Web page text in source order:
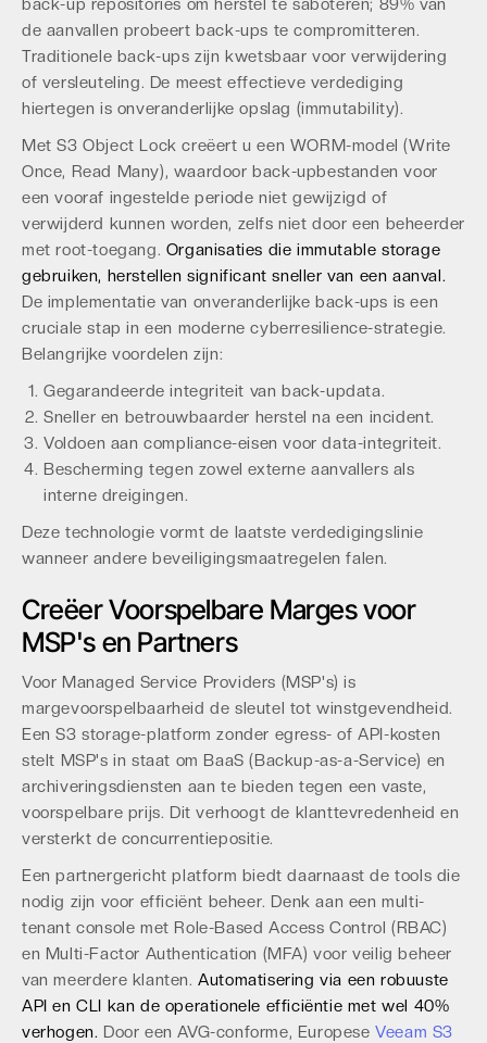
back-up repositories om herstel te saboteren; 89% van
de aanvallen probeert back-ups te compromitteren.
Traditionele back-ups zijn kwetsbaar voor verwijdering
of versleuteling. De meest effectieve verdediging
hiertegen is onveranderlijke opslag (immutability).
Met S3 Object Lock creëert u een WORM-model (Write
Once, Read Many), waardoor back-upbestanden voor
een vooraf ingestelde periode niet gewijzigd of
verwijderd kunnen worden, zelfs niet door een beheerder
met root-toegang. Organisaties dieimmutable storage
gebruiken, herstellen significant sneller van een aanval.
De implementatie van onveranderlijke back-ups is een
cruciale stap in een moderne cyberresilience-strategie.
Belangrijke voordelen zijn:
Gegarandeerde integriteit van back-updata.
Sneller en betrouwbaarder herstel na een incident.
Voldoen aan compliance-eisen voor data-integriteit.
Bescherming tegen zowel externe aanvallers als
interne dreigingen.
Deze technologie vormt de laatste verdedigingslinie
wanneer andere beveiligingsmaatregelen falen.
Creëer Voorspelbare Marges voor
MSP's en Partners
Voor Managed Service Providers (MSP's) is
margevoorspelbaarheid de sleutel tot winstgevendheid.
Een S3 storage-platform zonder egress- of API-kosten
stelt MSP's in staat om BaaS (Backup-as-a-Service) en
archiveringsdiensten aan te bieden tegen een vaste,
voorspelbare prijs. Dit verhoogt de klanttevredenheid en
versterkt de concurrentiepositie.
Een partnergericht platform biedt daarnaast de tools die
nodig zijn voor efficiënt beheer. Denk aan een multi-
tenant console met Role-Based Access Control (RBAC)
en Multi-Factor Authentication (MFA) voor veilig beheer
van meerdere klanten.Automatisering via een robuuste
API en CLI kan de operationele efficiëntie met wel 40%
verhogen. Door een AVG-conforme, EuropeseVeeam S3